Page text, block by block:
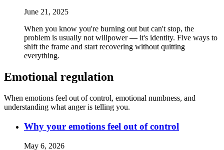
June 21, 2025
When you know you're burning out but can't stop, the
problem is usually not willpower — it's identity. Five ways to
shift the frame and start recovering without quitting
everything.
Emotional regulation
When emotions feel out of control, emotional numbness, and
understanding what anger is telling you.
Why your emotions feel out of control
May 6, 2026